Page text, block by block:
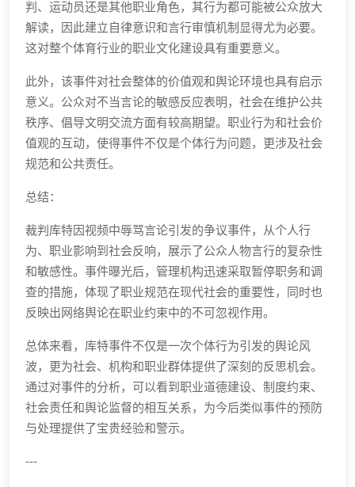
判、运动员还是其他职业角色，其行为都可能被公众放大
解读，因此建立自律意识和言行审慎机制显得尤为必要。
这对整个体育行业的职业文化建设具有重要意义。
此外，该事件对社会整体的价值观和舆论环境也具有启示
意义。公众对不当言论的敏感反应表明，社会在维护公共
秩序、倡导文明交流方面有较高期望。职业行为和社会价
值观的互动，使得事件不仅是个体行为问题，更涉及社会
规范和公共责任。
总结：
裁判库特因视频中辱骂言论引发的争议事件，从个人行
为、职业影响到社会反响，展示了公众人物言行的复杂性
和敏感性。事件曝光后，管理机构迅速采取暂停职务和调
查的措施，体现了职业规范在现代社会的重要性，同时也
反映出网络舆论在职业约束中的不可忽视作用。
总体来看，库特事件不仅是一次个体行为引发的舆论风
波，更为社会、机构和职业群体提供了深刻的反思机会。
通过对事件的分析，可以看到职业道德建设、制度约束、
社会责任和舆论监督的相互关系，为今后类似事件的预防
与处理提供了宝贵经验和警示。
---